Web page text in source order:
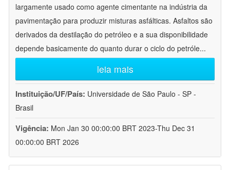
largamente usado como agente cimentante na indústria da
pavimentação para produzir misturas asfálticas. Asfaltos são
derivados da destilação do petróleo e a sua disponibilidade
depende basicamente do quanto durar o ciclo do petróle...
leia mais
Instituição/UF/País: Universidade de São Paulo - SP -
Brasil
Vigência: Mon Jan 30 00:00:00 BRT 2023-Thu Dec 31
00:00:00 BRT 2026